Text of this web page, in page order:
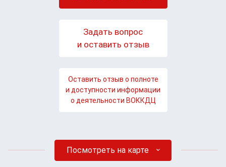
Задать вопрос
и оставить отзыв
Оставить отзыв о полноте
и доступности информации
о деятельности ВОККДЦ
Посмотреть на карте